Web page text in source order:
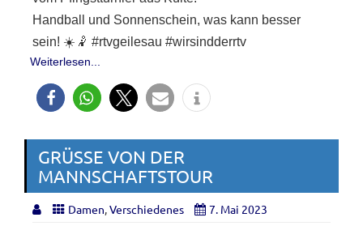
Handball und Sonnenschein, was kann besser
sein! ☀️🤾 #rtvgeilesau #wirsindderrtv
Weiterlesen...
GRÜSSE VON DER M
ANNSCHAFTSTOUR
Damen,Verschiedenes 7. Mai 2023